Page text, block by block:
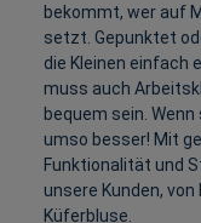
bekommt, wer auf
setzt. Gepunktet
die Kleinen einfach
muss auch
bequem sein.
umso besser! Mit
Funktionalität und
unsere Kunden,
Küferbluse.